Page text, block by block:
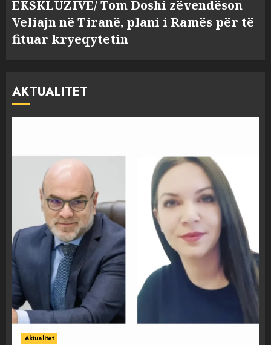
EKSKLUZIVE/ Tom Doshi zëvendëson
Veliajn në Tiranë, plani i Ramës për të
fituar kryeqytetin
AKTUALITET
Aktualitet